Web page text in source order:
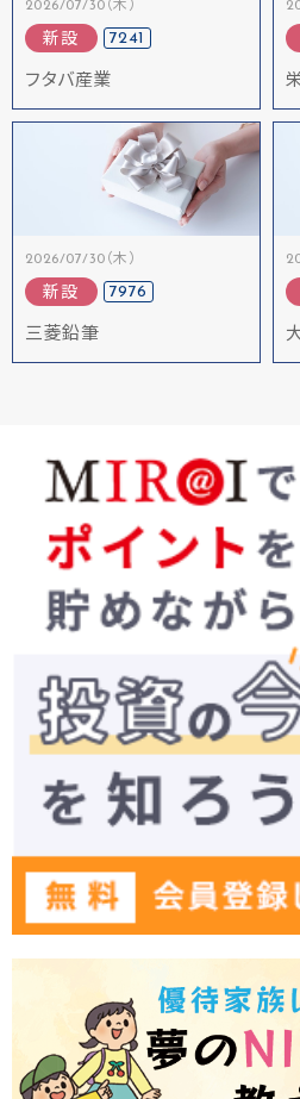
2026/07/30（木）
新設 7241
フタバ産業
2026/07/30（木）
新設 7976
三菱鉛筆